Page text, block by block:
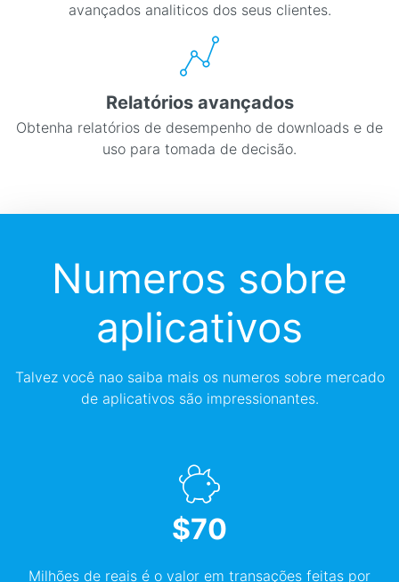
avançados analiticos dos seus clientes.
Relatórios avançados
Obtenha relatórios de desempenho de downloads e de
uso para tomada de decisão.
Numeros sobre
aplicativos
Talvez você nao saiba mais os numeros sobre mercado
de aplicativos são impressionantes.
$70
Milhões de reais é o valor em transações feitas por